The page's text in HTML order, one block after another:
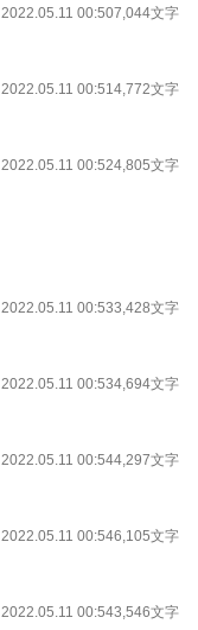
2022.05.11 00:507,044文字
2022.05.11 00:514,772文字
2022.05.11 00:524,805文字
2022.05.11 00:533,428文字
2022.05.11 00:534,694文字
2022.05.11 00:544,297文字
2022.05.11 00:546,105文字
2022.05.11 00:543,546文字